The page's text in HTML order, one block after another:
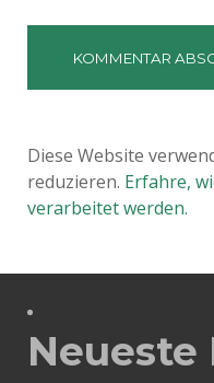
Diese Website
reduzieren. Erfahre,
verarbeitet werden.
Neueste